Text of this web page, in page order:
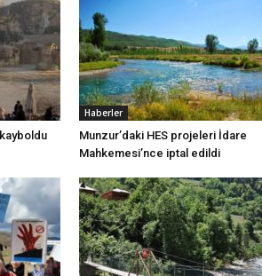
Haberler
Munzur’daki HES projeleri İdare
Mahkemesi’nce iptal edildi